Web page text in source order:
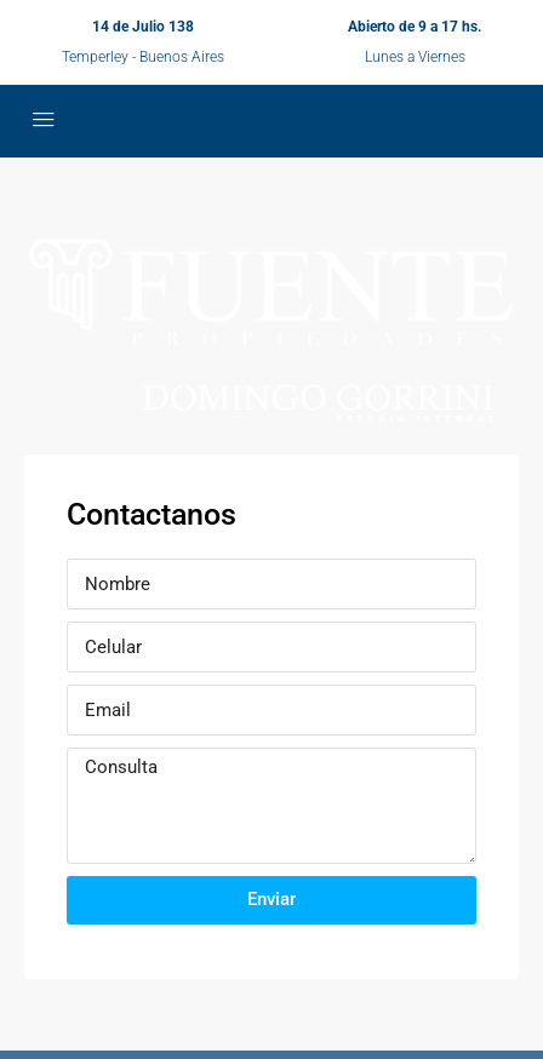
14 de Julio 138
Temperley - Buenos Aires
Abierto de 9 a 17 hs.
Lunes a Viernes
Contactanos
Enviar